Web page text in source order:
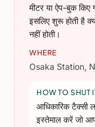
मीटर या ऐप-बुक किए
इसलिए शुरू होती है
नहीं होती।
WHERE
Osaka Station,
HOW TO SHUT
आधिकारिक टैक्सी
इस्तेमाल करें जो